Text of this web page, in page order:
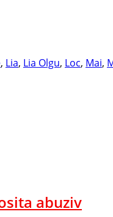
, Lia, Lia Olgu, Loc, Mai,
abuziv